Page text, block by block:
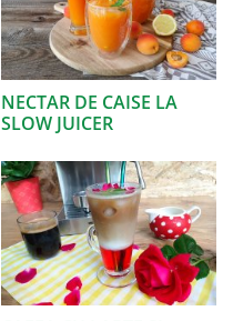
NECTAR DE CAISE LA
SLOW JUICER